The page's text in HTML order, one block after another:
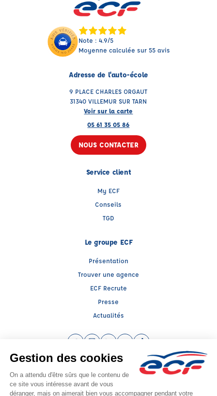
Note : 4.9/5
Moyenne calculée sur 55 avis
Adresse de l'auto-école
9 PLACE CHARLES ORGAUT
31340 VILLEMUR SUR TARN
Voir sur la carte
05 61 35 05 86
NOUS CONTACTER
Service client
My ECF
Conseils
TGD
Le groupe ECF
Présentation
Trouver une agence
ECF Recrute
Presse
Actualités
Instagram (nouvelle fenêtre)
LinkedIn (nouvelle fenêtre)
YouTube (nouvelle fenêtre)
TikTok (nouvelle
Raison sociale : IDEE FIXE - Capital social: 75000€
SIREN: 533376802 - Numéro de TVA intracommunautaire: FR85533376802
Agrément n°E0203107380